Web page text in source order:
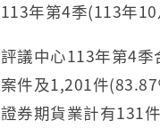
113年第4季(113年
評議中心113年第4
案件及1,201件
證券期貨業計有131